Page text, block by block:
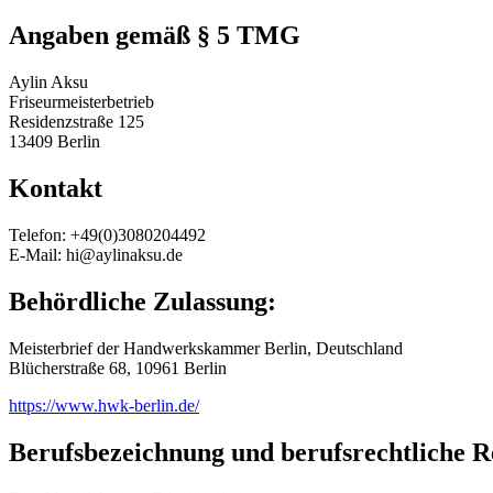
Angaben gemäß § 5 TMG
Aylin Aksu
Friseurmeisterbetrieb
Residenzstraße 125
13409 Berlin
Kontakt
Telefon: +49(0)3080204492
E-Mail: hi@aylinaksu.de
Behördliche Zulassung:
Meisterbrief der Handwerkskammer Berlin, Deutschland
Blücherstraße 68, 10961 Berlin
https://www.hwk-berlin.de/
Berufsbezeichnung und berufsrechtliche